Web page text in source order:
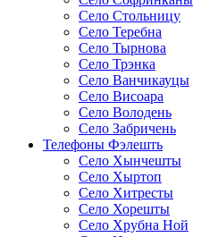
Село Стольницу
Село Теребна
Село Тырнова
Село Трэнка
Село Ванчикауцы
Село Висоара
Село Володень
Село Забричень
Телефоны Фэлешть
Село Хынчешты
Село Хыртоп
Село Хитресты
Село Хорешты
Село Хрубна Ной